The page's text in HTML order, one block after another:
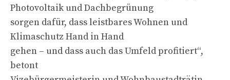
Photovoltaik und Dachbegrünung
sorgen dafür, dass leistbares Wohnen und
Klimaschutz Hand in Hand
gehen – und dass auch das Umfeld profitiert“,
betont